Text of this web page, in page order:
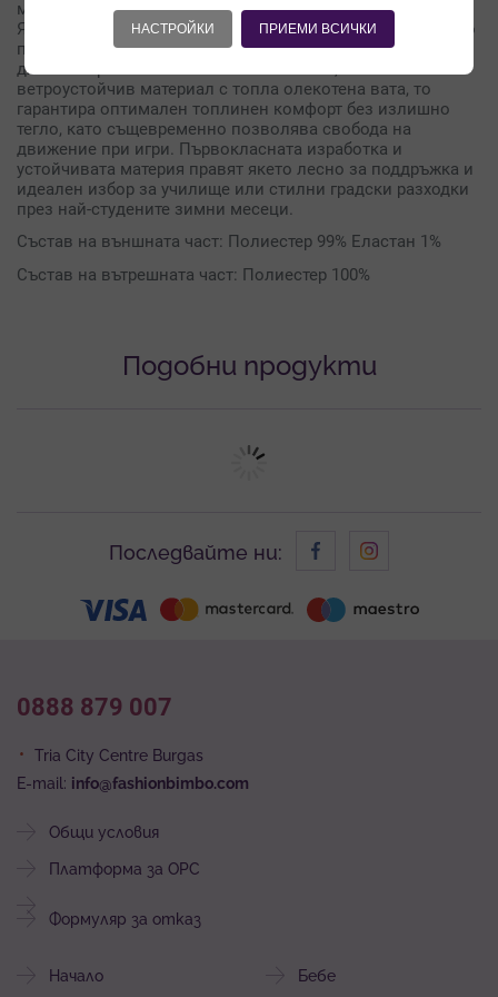
маншетите за перфектна изолация срещу вятър и студ.
Якето разполага с голяма, изключително мека яка от еко
пух в тон, удобен преден цип и два практични странични
джоба. Изработено от висококачествен, плътен и
ветроустойчив материал с топла олекотена вата, то
гарантира оптимален топлинен комфорт без излишно
тегло, като същевременно позволява свобода на
движение при игри. Първокласната изработка и
устойчивата материя правят якето лесно за поддръжка и
идеален избор за училище или стилни градски разходки
през най-студените зимни месеци.
Състав на външната част: Полиестер 99% Еластан 1%
Състав на вътрешната част: Полиестер 100%
Подобни продукти
Последвайте ни:
0888 879 007
Tria City Centre Burgas
E-mail: info@fashionbimbo.com
Бебе
Начало
Общи условия
Платформа за ОРС
Формуляр за отказ
НАСТРОЙКИ ПРИЕМИ ВСИЧКИ